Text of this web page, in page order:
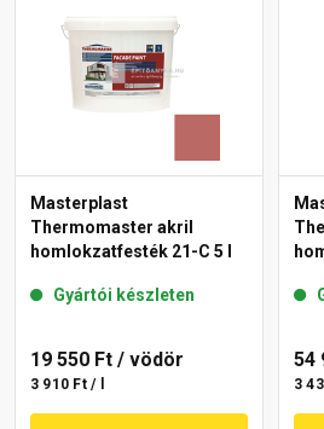
Masterplast
Thermomaster akril
homlokzatfesték 21-C 5 l
Gyártói készleten
19 550 Ft / vödör
3 910 Ft / l
54
3